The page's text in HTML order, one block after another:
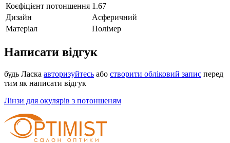
Коєфіцієнт потоншення 1.67
Дизайн
Асферичний
Матеріал
Полімер
Написати відгук
будь Ласка авторизуйтесь або створити обліковий запис перед
тим як написати відгук
Лінзи для окулярів з потоншеням